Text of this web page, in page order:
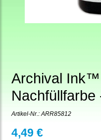
Archival
Nachfüllfarbe
Artikel-Nr.: ARR85812
4,49 €